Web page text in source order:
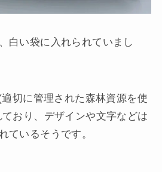
白い袋に入れられていまし
切に管理された森林資源を使
おり、デザインや文字などは
ているそうです。